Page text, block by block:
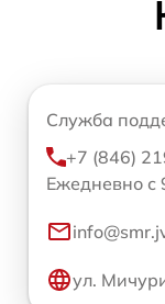
Служба
+7 (846)
Ежедневно с
ул.